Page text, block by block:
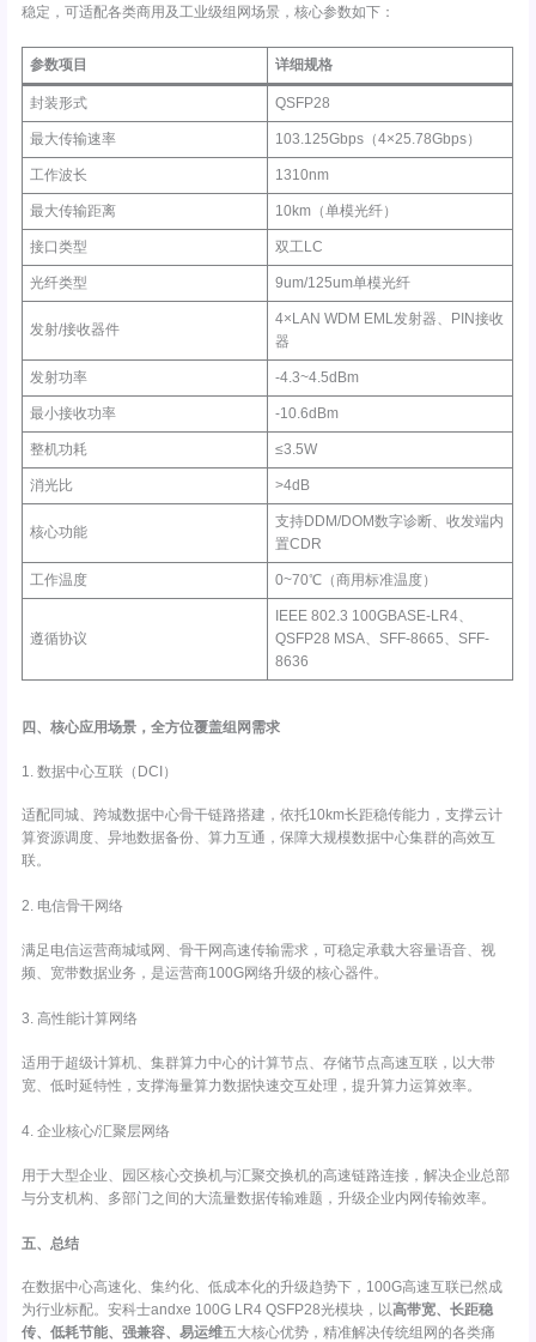
稳定，可适配各类商用及工业级组网场景，核心参数如下：
参数项目 详细规格
封装形式 QSFP28
最大传输速率 103.125Gbps（4×25.78Gbps）
工作波长 1310nm
最大传输距离 10km（单模光纤）
接口类型 双工LC
光纤类型 9um/125um单模光纤
发射/接收器件
4×LAN WDM EML发射器、PIN接收
器
发射功率 -4.3~4.5dBm
最小接收功率 -10.6dBm
整机功耗 ≤3.5W
消光比 >4dB
核心功能
支持DDM/DOM数字诊断、收发端内
置CDR
工作温度 0~70℃（商用标准温度）
遵循协议
IEEE 802.3 100GBASE-LR4、
QSFP28 MSA、SFF-8665、SFF-
8636
四、核心应用场景，全方位覆盖组网需求
1. 数据中心互联（DCI）
适配同城、跨城数据中心骨干链路搭建，依托10km长距稳传能力，支撑云计
算资源调度、异地数据备份、算力互通，保障大规模数据中心集群的高效互
联。
2. 电信骨干网络
满足电信运营商城域网、骨干网高速传输需求，可稳定承载大容量语音、视
频、宽带数据业务，是运营商100G网络升级的核心器件。
3. 高性能计算网络
适用于超级计算机、集群算力中心的计算节点、存储节点高速互联，以大带
宽、低时延特性，支撑海量算力数据快速交互处理，提升算力运算效率。
4. 企业核心/汇聚层网络
用于大型企业、园区核心交换机与汇聚交换机的高速链路连接，解决企业总部
与分支机构、多部门之间的大流量数据传输难题，升级企业内网传输效率。
五、总结
在数据中心高速化、集约化、低成本化的升级趋势下，100G高速互联已然成
为行业标配。安科士andxe 100G LR4 QSFP28光模块，以高带宽、长距稳
传、低耗节能、强兼容、易运维五大核心优势，精准解决传统组网的各类痛